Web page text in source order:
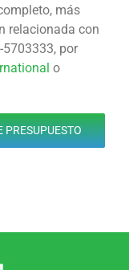
más
relacionada con
por
o
PRESUPUESTO